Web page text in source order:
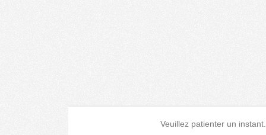
Veuillez patienter un